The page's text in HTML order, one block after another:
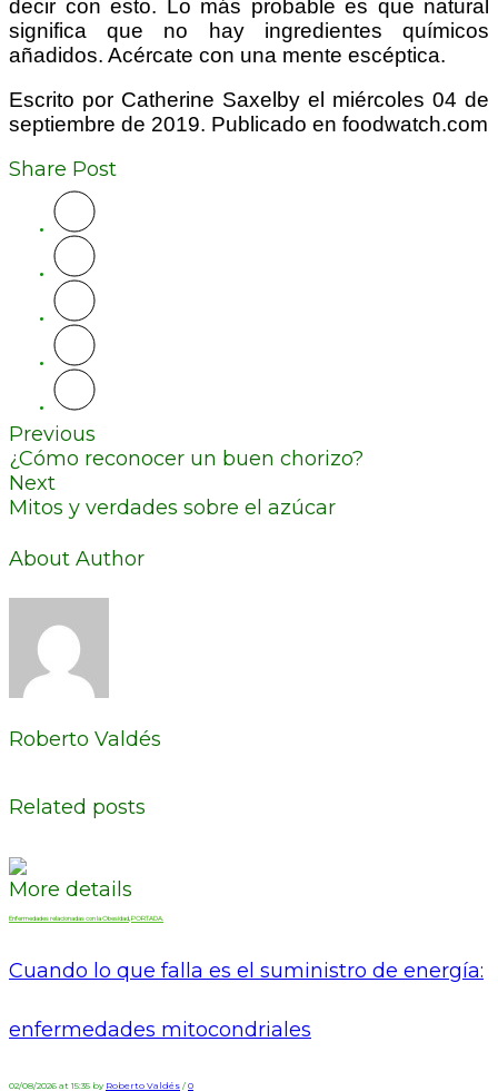
decir con esto. Lo más probable es que natural
significa que no hay ingredientes químicos
añadidos. Acércate con una mente escéptica.
Escrito por Catherine Saxelby el miércoles 04 de
septiembre de 2019. Publicado en foodwatch.com
Share Post
Previous
¿Cómo reconocer un buen chorizo?
Next
Mitos y verdades sobre el azúcar
About Author
Roberto Valdés
Related posts
More details
Enfermedades relacionadas con la Obesidad,PORTADA.
Cuando lo que falla es el suministro de energía:
enfermedades mitocondriales
02/08/2026 at 15:35 by Roberto Valdés / 0